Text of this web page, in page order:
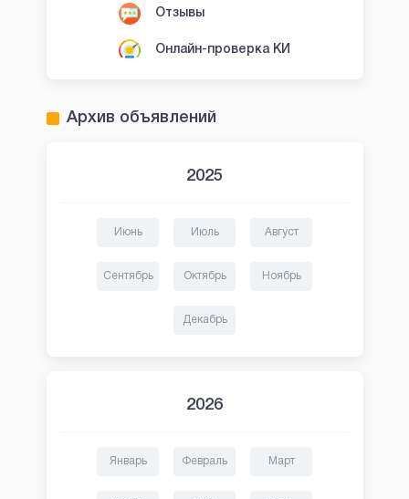
Отзывы
Онлайн-проверка КИ
Архив объявлений
2025
Июнь Июль Август
Сентябрь Октябрь Ноябрь
Декабрь
2026
Январь Февраль Март